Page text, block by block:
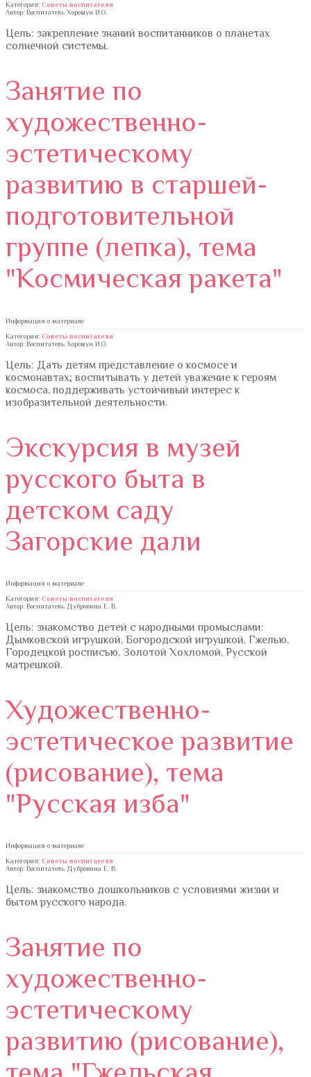
Категория: Советы воспитателя
Автор: Воспитатель Хорошун И.О.
Цель: закрепление знаний воспитанников о планетах
солнечной системы.
Занятие по
художественно-
эстетическому
развитию в старшей-
подготовительной
группе (лепка), тема
"Космическая ракета"
Информация о материале
Категория: Советы воспитателя
Автор: Воспитатель Хорошун И.О.
Цель: Дать детям представление о космосе и
космонавтах; воспитывать у детей уважение к героям
космоса, поддерживать устойчивый интерес к
изобразительной деятельности.
Экскурсия в музей
русского быта в
детском саду
Загорские дали
Информация о материале
Категория: Советы воспитателя
Автор: Воспитатель Дубровина Е. В.
Цель: знакомство детей с народными промыслами:
Дымковской игрушкой, Богородской игрушкой, Гжелью,
Городецкой росписью, Золотой Хохломой, Русской
матрешкой.
Художественно-
эстетическое развитие
(рисование), тема
"Русская изба"
Информация о материале
Категория: Советы воспитателя
Автор: Воспитатель Дубровина Е. В.
Цель: знакомство дошкольников с условиями жизни и
бытом русского народа.
Занятие по
художественно-
эстетическому
развитию (рисование),